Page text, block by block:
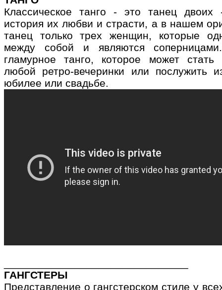
Классическое танго - это танец
история их любви и страсти, а в нашем
танец только трех женщин, которые
между собой и являются
гламурное танго, которое может
любой ретро-вечеринки или послужить
юбилее или свадьбе.
ГАНГСТЕРЫ
Представление о гангстерском стиле у